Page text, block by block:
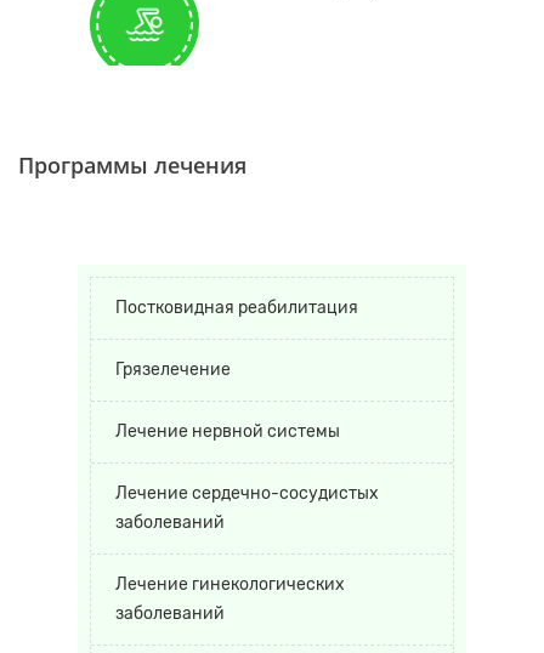
Программы лечения
Постковидная реабилитация
Грязелечение
Лечение нервной системы
Лечение сердечно-сосудистых
заболеваний
Лечение гинекологических
заболеваний